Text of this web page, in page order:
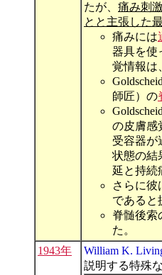
たが、 痛み刺
とと主張した
痛みには
器具を使
覚情報は
師匠）の
の皮膚感
受容器が
状態の結
延と持続
さらに彼
であると
脊髄後索
た。
1943年
William K.
説明する特殊